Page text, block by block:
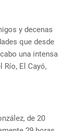
y decenas
que desde
una intensa
Río, El Cayó,
de 20